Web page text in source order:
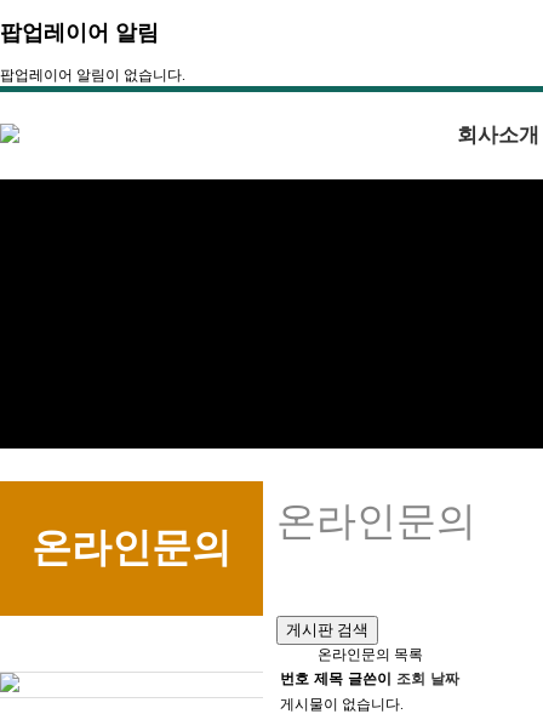
팝업레이어 알림
팝업레이어 알림이 없습니다.
회사소개
온라인문의
온라인문의
게시판 검색
온라인문의 목록
번호 제목 글쓴이 조회 날짜
게시물이 없습니다.